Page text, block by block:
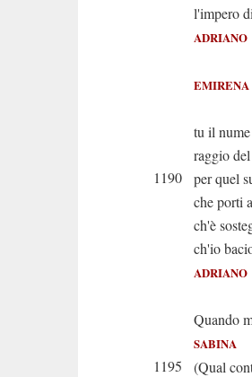
l'impero
ADRIANO
EMIRENA
tu il
raggio
1190
per quel
che porti
ch'è
ch'io
ADRIANO
Ah
Quando
SABINA
1195
(Qual